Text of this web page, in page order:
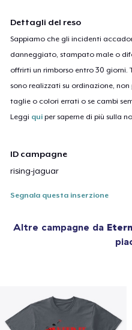
Dettagli del reso
Sappiamo che gli incidenti
danneggiato, stampato male o
offrirti un rimborso entro 30
sono realizzati su ordinazione,
taglie o colori errati o se cambi
Leggi qui per saperne di più sulla
ID campagne
rising-jaguar
Segnala questa inserzione
Altre campagne da